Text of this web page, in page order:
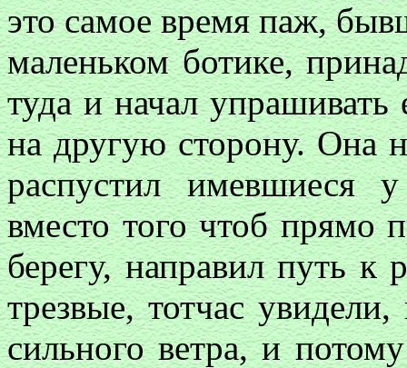
это самое время паж,
маленьком ботике,
туда и начал упрашивать
на другую сторону. Она
распустил имевшиеся
вместо того чтоб прямо
берегу, направил путь к
трезвые, тотчас
сильного ветра, и